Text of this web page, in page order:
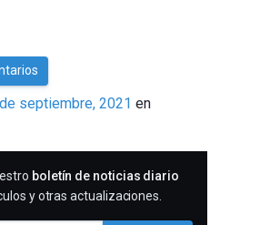
septiembre, 2021 en
boletín de noticias diario
y otras actualizaciones.